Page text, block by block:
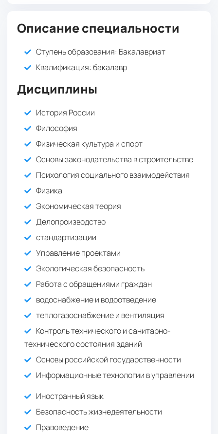
инфраструктура: 50 баллов
Описание специальности
Ступень образования: Бакалавриат
Квалификация: бакалавр
Дисциплины
История России
Философия
Физическая культура и спорт
Основы законодательства в строительстве
Психология социального взаимодействия
Физика
Экономическая теория
Делопроизводство
стандартизации
Управление проектами
Экологическая безопасность
Работа с обращениями граждан
водоснабжение и водоотведение
теплогазоснабжение и вентиляция
Контроль технического и санитарно-
технического состояния зданий
Основы российской государственности
Информационные технологии в управлении
Иностранный язык
Безопасность жизнедеятельности
Правоведение